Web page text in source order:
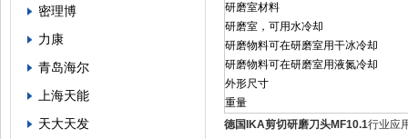
密理博
力康
青岛海尔
上海天能
天大天发
研磨室材料
研磨室，可用水冷却
研磨物料可在研磨室用干冰冷却
研磨物料可在研磨室用液氮冷却
外形尺寸
重量
德国IKA剪切研磨刀头MF10.1行业应